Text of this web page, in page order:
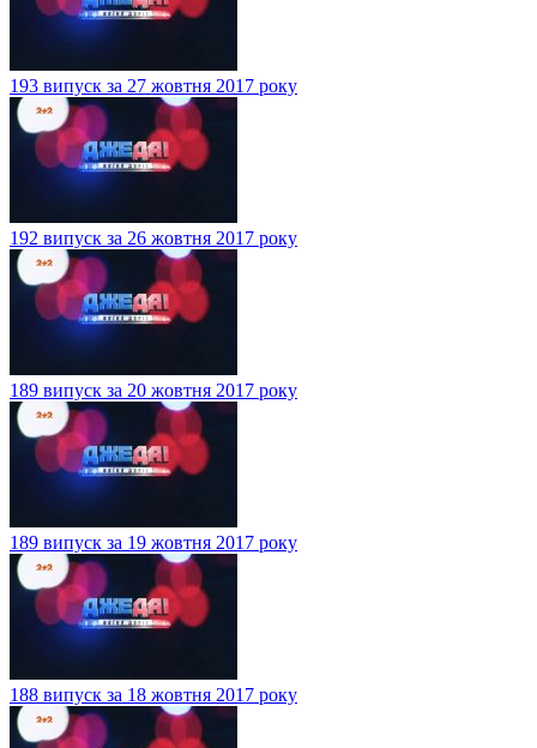
193 випуск за 27 жовтня 2017 року
192 випуск за 26 жовтня 2017 року
189 випуск за 20 жовтня 2017 року
189 випуск за 19 жовтня 2017 року
188 випуск за 18 жовтня 2017 року